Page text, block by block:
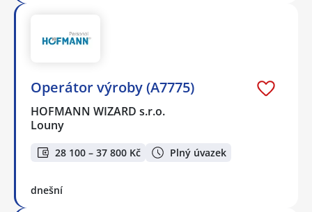
Operátor výroby (A7775)
HOFMANN WIZARD s.r.o.
Louny
28 100 – 37 800 Kč Plný úvazek
dnešní